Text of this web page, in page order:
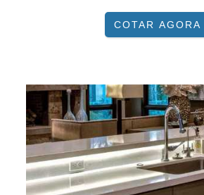
COTAR AGORA